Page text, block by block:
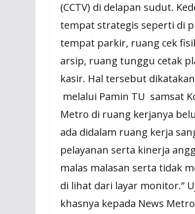
(CCTV) di delapan sudut.
tempat strategis seperti di
tempat parkir, ruang cek
arsip, ruang tunggu cetak
kasir. Hal tersebut
melalui Pamin TU samsat
Metro di ruang kerjanya
ada didalam ruang kerja
pelayanan serta kinerja
malas malasan serta tidak
di lihat dari layar monitor.”
khasnya kepada News